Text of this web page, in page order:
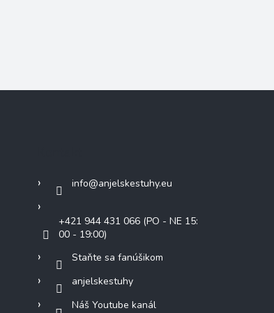
info@anjelskestuhy.eu
+421 944 431 066 (PO - NE 15:
00 - 19:00)
Staňte sa fanúšikom
anjelskestuhy
Náš Youtube kanál